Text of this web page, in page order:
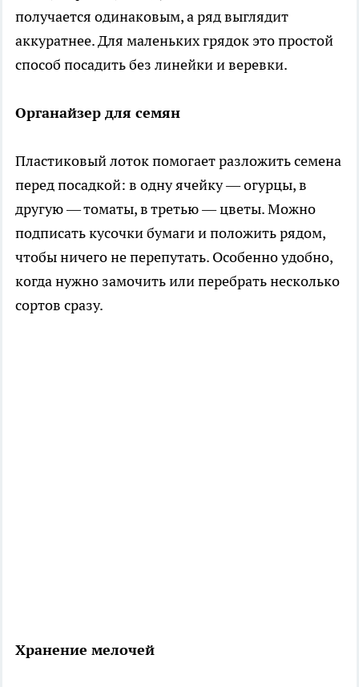
получается одинаковым, а ряд выглядит
аккуратнее. Для маленьких грядок это простой
способ посадить без линейки и веревки.
Органайзер для семян
Пластиковый лоток помогает разложить семена
перед посадкой: в одну ячейку — огурцы, в
другую — томаты, в третью — цветы. Можно
подписать кусочки бумаги и положить рядом,
чтобы ничего не перепутать. Особенно удобно,
когда нужно замочить или перебрать несколько
сортов сразу.
Хранение мелочей